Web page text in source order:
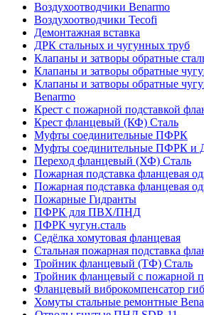
Воздухоотводчики Benarmo
Воздухоотводчики Tecofi
Демонтажная вставка
ДРК стальных и чугунных труб
Клапаны и затворы обратные
Клапаны и затворы обратные
Клапаны и затворы обратные
Benarmo
Крест с пожарной подставкой
Крест фланцевый (КФ) Сталь
Муфты соединительные ПФРК
Муфты соединительные ПФРК и
Переход фланцевый (ХФ) Сталь
Пожарная подставка фланцевая
Пожарная подставка фланцевая
Пожарные Гидранты
ПФРК для ПВХ/ПНД
ПФРК чугун.сталь
Седёлка хомутовая фланцевая
Стальная пожарная подставка
Тройник фланцевый (ТФ) Сталь
Тройник фланцевый с пожарной
Фланцевый виброкомпенсатор
Хомуты стальные ремонтные